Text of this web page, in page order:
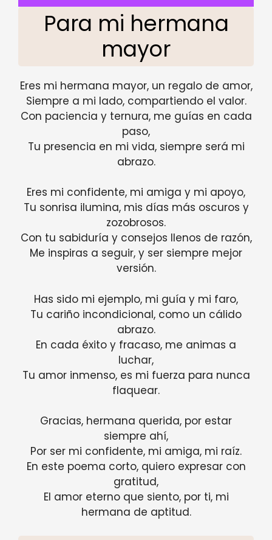
Para mi hermana
mayor
Eres mi hermana mayor, un regalo de amor,
Siempre a mi lado, compartiendo el valor.
Con paciencia y ternura, me guías en cada
paso,
Tu presencia en mi vida, siempre será mi
abrazo.
Eres mi confidente, mi amiga y mi apoyo,
Tu sonrisa ilumina, mis días más oscuros y
zozobrosos.
Con tu sabiduría y consejos llenos de razón,
Me inspiras a seguir, y ser siempre mejor
versión.
Has sido mi ejemplo, mi guía y mi faro,
Tu cariño incondicional, como un cálido
abrazo.
En cada éxito y fracaso, me animas a
luchar,
Tu amor inmenso, es mi fuerza para nunca
flaquear.
Gracias, hermana querida, por estar
siempre ahí,
Por ser mi confidente, mi amiga, mi raíz.
En este poema corto, quiero expresar con
gratitud,
El amor eterno que siento, por ti, mi
hermana de aptitud.